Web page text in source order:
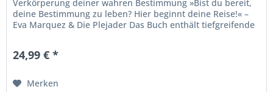
Verkörperung deiner wahren Bestimmung »Bist du bereit,
deine Bestimmung zu leben? Hier beginnt deine Reise!« –
Eva Marquez & Die Plejader Das Buch enthält tiefgreifende
24,99 € *
Merken